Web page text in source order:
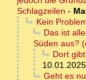
Schlagzeilen -
Kein
Das ist
Süden aus?
Dort
Geht es